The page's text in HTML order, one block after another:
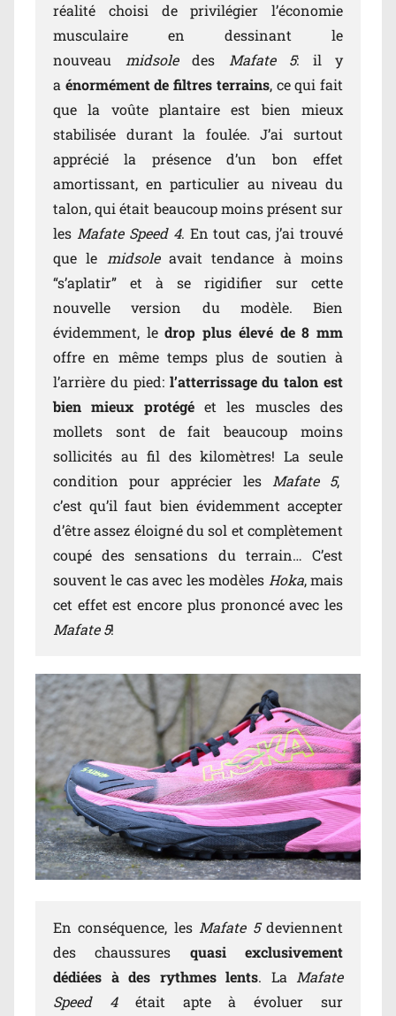
réalité choisi de privilégier l’économie
musculaire en dessinant le
nouveau
midsole des Mafate 5: il y
a énormément de filtres terrains, ce qui fait
que la voûte plantaire est bien mieux
stabilisée durant la foulée. J’ai surtout
apprécié la présence d’un bon effet
amortissant, en particulier au niveau du
talon, qui était beaucoup moins présent sur
les Mafate Speed 4. En tout cas, j’ai trouvé
que le
midsoleavait tendance à moins
“s’aplatir” et à se rigidifier sur cette
nouvelle version du modèle. Bien
évidemment, ledrop plus élevé de 8 mm
offre en même temps plus de soutien à
l’arrière du pied: l’atterrissage du talon est
bien mieux protégé et les muscles des
mollets sont de fait beaucoup moins
sollicités au fil des kilomètres! La seule
condition pour apprécier les Mafate 5,
c’est qu’il faut bien évidemment accepter
d’être assez éloigné du sol et complètement
coupé des sensations du terrain… C’est
souvent le cas avec les modèles Hoka, mais
cet effet est encore plus prononcé avec les
Mafate 5!
En conséquence, les Mafate 5deviennent
des chaussures quasi exclusivement
dédiées à des rythmes lents. La Mafate
Speed 4était apte à évoluer sur